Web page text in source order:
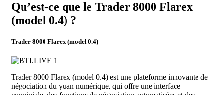
Qu’est-ce que le Trader 8000 Flarex
(model 0.4) ?
Trader 8000 Flarex (model 0.4)
Trader 8000 Flarex (model 0.4) est une plateforme innovante de
négociation du yuan numérique, qui offre une interface